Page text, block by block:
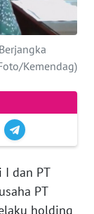
Kemendag)
I dan PT
PT
holding